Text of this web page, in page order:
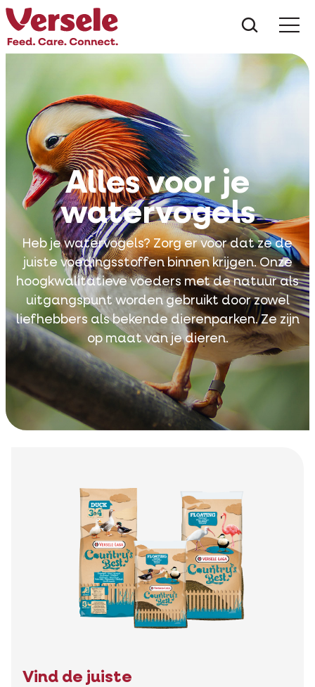
Alles voor je
watervogels
Heb je watervogels? Zorg er voor dat ze de
juiste voedingsstoffen binnen krijgen. Onze
hoogkwalitatieve voeders met de natuur als
uitgangspunt worden gebruikt door zowel
liefhebbers als bekende dierenparken. Ze zijn
op maat van je dieren.
Vind de juiste